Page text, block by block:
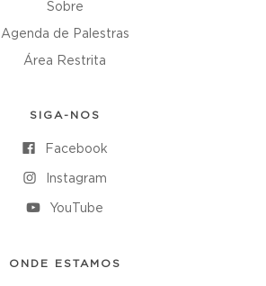
Sobre
Agenda de Palestras
Área Restrita
SIGA-NOS
Facebook
Instagram
YouTube
ONDE ESTAMOS